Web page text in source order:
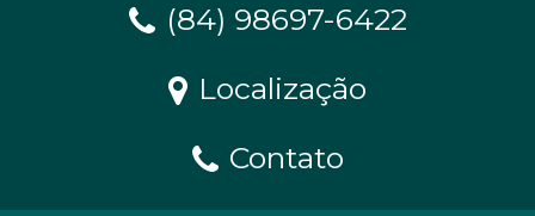
(84) 98697-6422
Localização
Contato